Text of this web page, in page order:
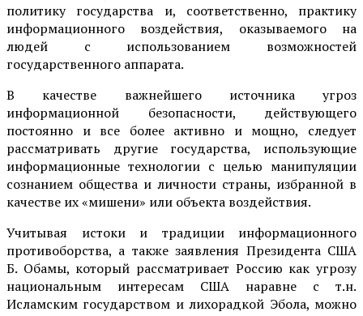
политику государства и, соответственно, практику
информационного воздействия, оказываемого на
людей с использованием возможностей
государственного аппарата.
В качестве важнейшего источника угроз
информационной безопасности, действующего
постоянно и все более активно и мощно, следует
рассматривать другие государства, использующие
информационные технологии с целью манипуляции
сознанием общества и личности страны, избранной в
качестве их «мишени» или объекта воздействия.
Учитывая истоки и традиции информационного
противоборства, а также заявления Президента США
Б. Обамы, который рассматривает Россию как угрозу
национальным интересам США наравне с т.н.
Исламским государством и лихорадкой Эбола, можно